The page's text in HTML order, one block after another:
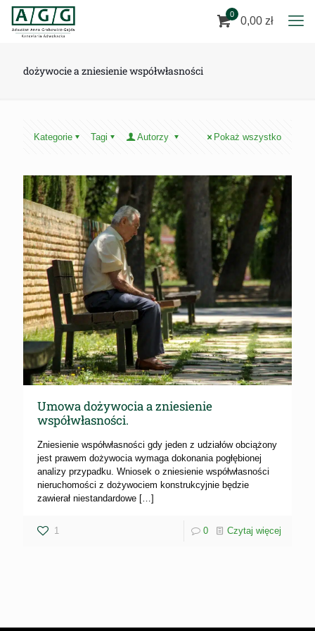
0
0,00 zł
dożywocie a zniesienie współwłasności
Kategorie Tagi Autorzy Pokaż wszystko
Umowa dożywocia a zniesienie
współwłasności.
Zniesienie współwłasności gdy jeden z udziałów obciążony
jest prawem dożywocia wymaga dokonania pogłębionej
analizy przypadku. Wniosek o zniesienie współwłasności
nieruchomości z dożywociem konstrukcyjnie będzie
zawierał niestandardowe […]
1 0 Czytaj więcej